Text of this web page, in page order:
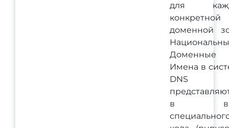
для
конкретной
доменной
Доменные
Имена в
DNS
в